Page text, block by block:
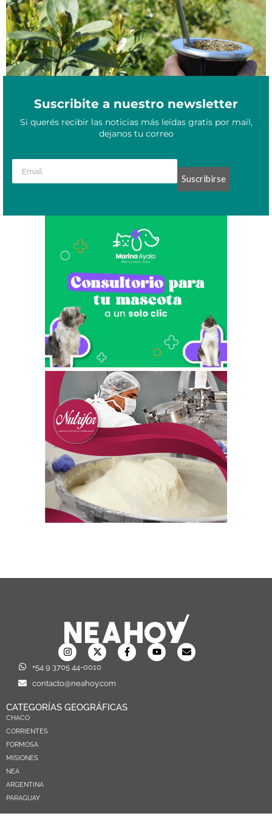
Suscribite a nuestro newsletter
Si querés recibir las noticias más leídas gratis por mail,
dejanos tu correo
Suscribirse
+54 9 3705 44-0010
contacto@neahoy.com
CATEGORÍAS GEOGRÁFICAS
CHACO
CORRIENTES
FORMOSA
MISIONES
NEA
ARGENTINA
PARAGUAY